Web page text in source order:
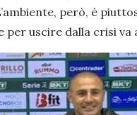
però, è
per uscire dalla crisi